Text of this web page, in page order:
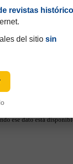
aparecía sólo
ese dato está
revistas
del sitio sin